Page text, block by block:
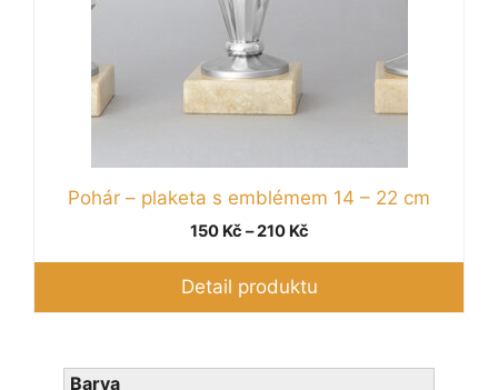
Pohár – plaketa s emblémem 14 – 22 cm
150 Kč –210 KčRozpětí
až
Detail produktu
Barva